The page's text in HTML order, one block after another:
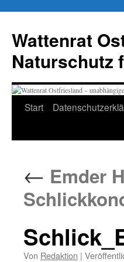
springen
Wattenrat
Naturschutz
Start
← Emder
Von Redaktion |